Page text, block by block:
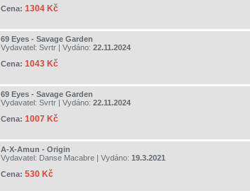
Cena: 1304 Kč
69 Eyes - Savage Garden
Vydavatel: Svrtr | Vydáno: 22.11.2024
Cena: 1043 Kč
69 Eyes - Savage Garden
Vydavatel: Svrtr | Vydáno: 22.11.2024
Cena: 1007 Kč
A-X-Amun - Origin
Vydavatel: Danse Macabre | Vydáno: 19.3.2021
Cena: 530 Kč